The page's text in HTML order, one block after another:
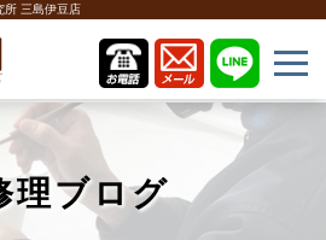
所 三島伊豆店
理ブログ